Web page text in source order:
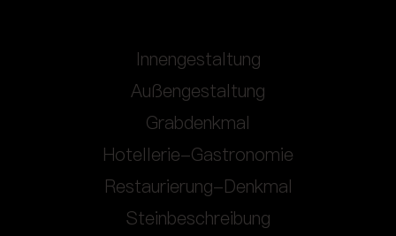
Innengestaltung
Außengestaltung
Grabdenkmal
Hotellerie-Gastronomie
Restaurierung-Denkmal
Steinbeschreibung